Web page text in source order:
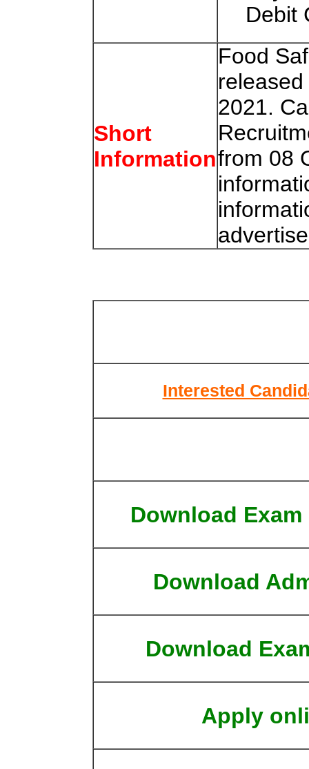
Debit
Short
Information
Food
2021.
from 08
Interested
Download
Download
Download
Apply